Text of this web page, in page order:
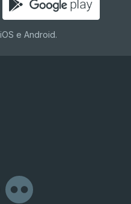
e Android.